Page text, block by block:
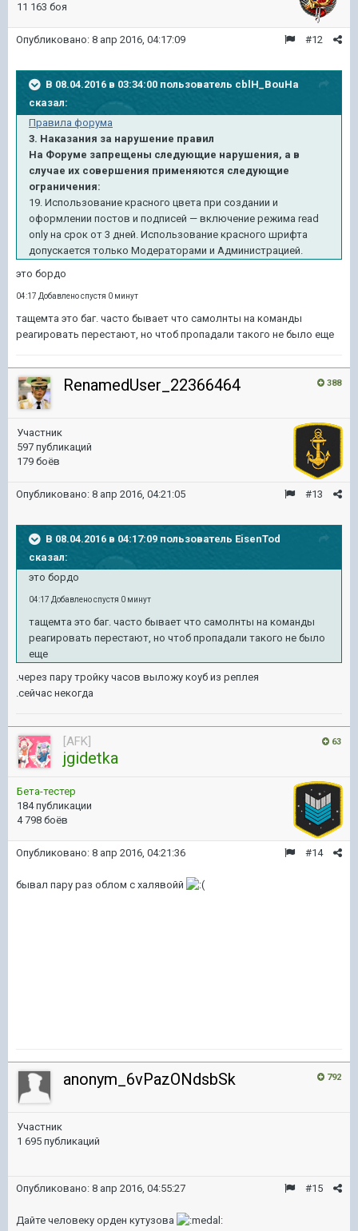
11 163 боя
#12
Опубликовано: 8 апр 2016, 04:17:09
В 08.04.2016 в 03:34:00 пользователь cblH_BouHa
сказал:
Правила форума
3. Наказания за нарушение правил
На Форуме запрещены следующие нарушения, а в
случае их совершения применяются следующие
ограничения:
19. Использование красного цвета при создании и
оформлении постов и подписей — включение режима read
only на срок от 3 дней. Использование красного шрифта
допускается только Модераторами и Администрацией.
это бордо
04:17 Добавлено спустя 0 минут
тащемта это баг. часто бывает что самолнты на команды
реагировать перестают, но чтоб пропадали такого не было еще
388
RenamedUser_22366464
Участник
597 публикаций
179 боёв
#13
Опубликовано: 8 апр 2016, 04:21:05
В 08.04.2016 в 04:17:09 пользователь EisenTod
сказал:
это бордо
04:17 Добавлено спустя 0 минут
тащемта это баг. часто бывает что самолнты на команды
реагировать перестают, но чтоб пропадали такого не было
еще
.через пару тройку часов выложу коуб из реплея
.сейчас некогда
63
[AFK]
jgidetka
Бета-тестер
184 публикации
4 798 боёв
#14
Опубликовано: 8 апр 2016, 04:21:36
бывал пару раз облом с халявойй
792
anonym_6vPazONdsbSk
Участник
1 695 публикаций
#15
Опубликовано: 8 апр 2016, 04:55:27
Дайте человеку орден кутузова